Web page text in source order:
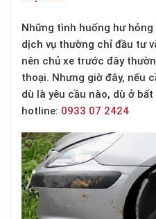
Những tình huống hư
dịch vụ thường chỉ đầu tư
nên chủ xe trước đây
thoại. Nhưng giờ đây, nếu
dù là yêu cầu nào, dù ở
hotline: 0933 07 2424